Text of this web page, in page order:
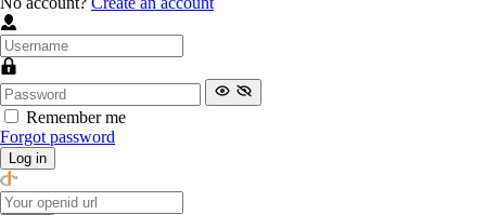
Remember me
Forgot password
Log in